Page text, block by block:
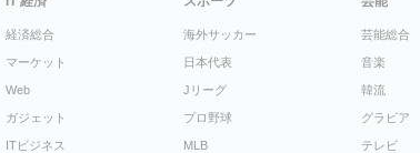
経済総合
マーケット
Web
ガジェット
ITビジネス
海外サッカー
日本代表
Jリーグ
プロ野球
MLB
芸能総合
音楽
韓流
グラビア
テレビ